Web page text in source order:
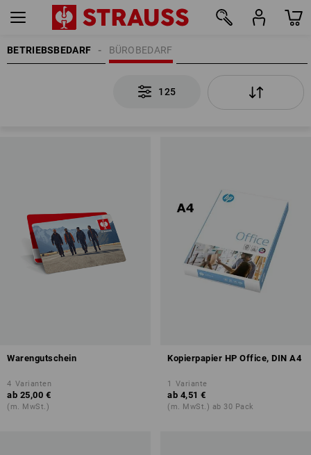
BETRIEBSBEDARF BÜROBEDARF
125
Warengutschein
4 Varianten
ab 25,00 €
(m. MwSt.)
Kopierpapier HP Office, DIN A4
1 Variante
ab 4,51 €
(m. MwSt.) ab 30 Pack